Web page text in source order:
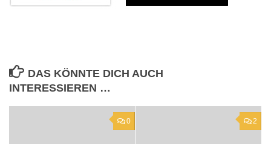
DAS KÖNNTE DICH AUCH
INTERESSIEREN …
0 2